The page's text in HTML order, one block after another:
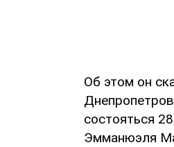
Об этом он
состояться
Эмманюэля